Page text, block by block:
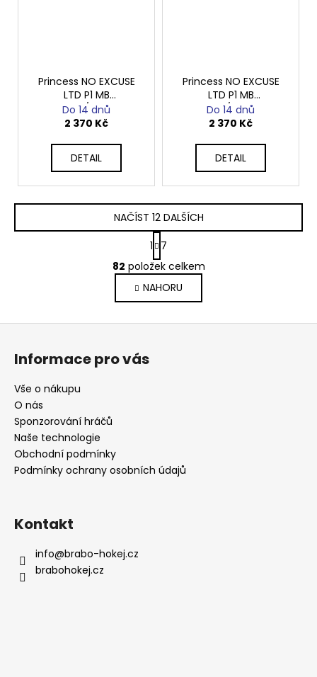
Princess NO EXCUSE
LTD P1 MB
sv.modrá/sv.růžová
Do 14 dnů
2 370 Kč
DETAIL
Princess NO EXCUSE
LTD P1 MB
černo/modrá
Do 14 dnů
2 370 Kč
DETAIL
O
v
l
á
d
v
ý
NAČÍST 12 DALŠÍCH
S
t
r
á
n
k
1
7
82 položek celkem
NAHORU
Z
Informace pro vás
Vše o nákupu
O nás
Sponzorování hráčů
Naše technologie
Obchodní podmínky
Podmínky ochrany osobních údajů
Kontakt
info@brabo-hokej.cz
brabohokej.cz